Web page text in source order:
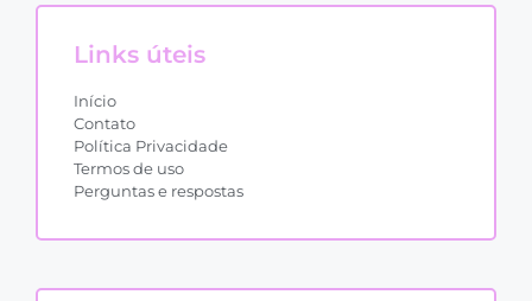
Links úteis
Início
Contato
Política Privacidade
Termos de uso
Perguntas e respostas